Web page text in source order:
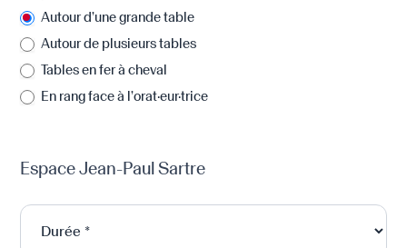
Autour d’une grande table
Autour de plusieurs tables
Tables en fer à cheval
En rang face à l’orat·eur·trice
Espace Jean-Paul Sartre